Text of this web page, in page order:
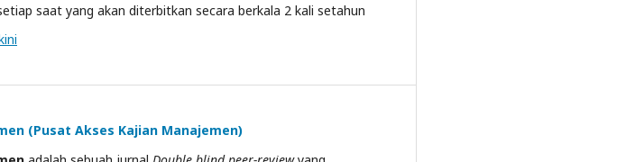
saat yang akan diterbitkan secara berkala 2 kali setahun
(Pusat Akses Kajian Manajemen)